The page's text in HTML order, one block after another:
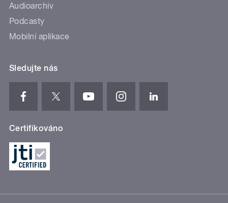
Audioarchiv
Podcasty
Mobilní aplikace
Sledujte nás
Certifikováno